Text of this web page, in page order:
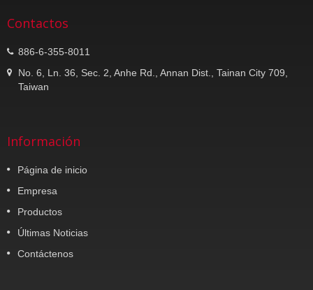
Contactos
886-6-355-8011
No. 6, Ln. 36, Sec. 2, Anhe Rd., Annan Dist., Tainan City 709,
Taiwan
Información
Página de inicio
Empresa
Productos
Últimas Noticias
Contáctenos